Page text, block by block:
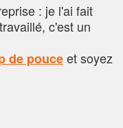
: je l'ai fait
c'est un
de pouceet soyez